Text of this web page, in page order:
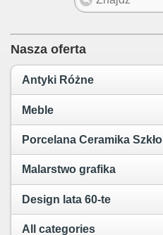
Nasza oferta
Antyki Różne
Meble
Porcelana Ceramika Szkło
Malarstwo grafika
Design lata 60-te
All categories